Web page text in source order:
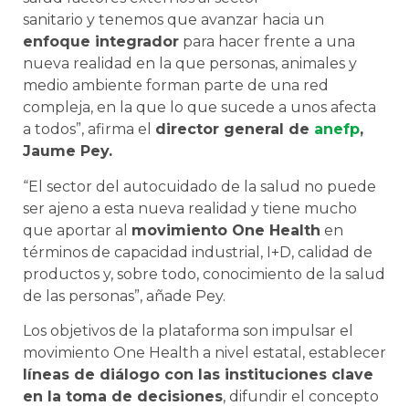
sanitario y tenemos que avanzar hacia un
enfoque integrador para hacer frente a una
nueva realidad en la que personas, animales y
medio ambiente forman parte de una red
compleja, en la que lo que sucede a unos afecta
a todos”, afirma el director general de anefp,
Jaume Pey.
“El sector del autocuidado de la salud no puede
ser ajeno a esta nueva realidad y tiene mucho
que aportar al movimiento One Health en
términos de capacidad industrial, I+D, calidad de
productos y, sobre todo, conocimiento de la salud
de las personas”, añade Pey.
Los objetivos de la plataforma son impulsar el
movimiento One Health a nivel estatal, establecer
líneas de diálogo con las instituciones clave
en la toma de decisiones, difundir el concepto